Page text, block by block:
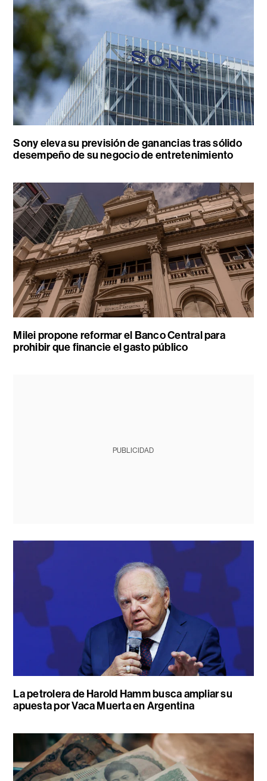
Sony eleva su previsión de ganancias tras sólido
desempeño de su negocio de entretenimiento
Milei propone reformar el Banco Central para
prohibir que financie el gasto público
PUBLICIDAD
La petrolera de Harold Hamm busca ampliar su
apuesta por Vaca Muerta en Argentina